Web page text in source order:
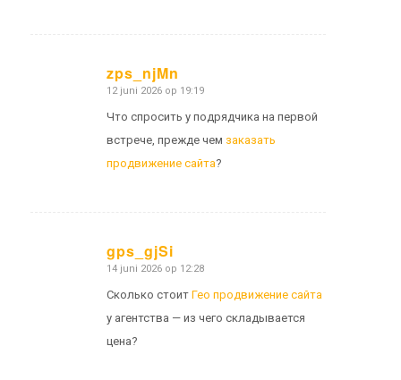
zps_njMn
zegt:
12 juni 2026 op 19:19
Что спросить у подрядчика на первой
встрече, прежде чем заказать
продвижение сайта?
gps_gjSi
zegt:
14 juni 2026 op 12:28
Сколько стоит Гео продвижение сайта
у агентства — из чего складывается
цена?